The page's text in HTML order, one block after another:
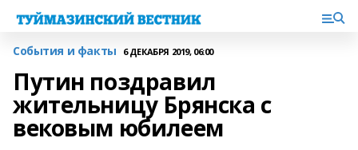
События и факты 6 ДЕКАБРЯ 2019, 06:00
Путин поздравил
жительницу Брянска с
вековым юбилеем